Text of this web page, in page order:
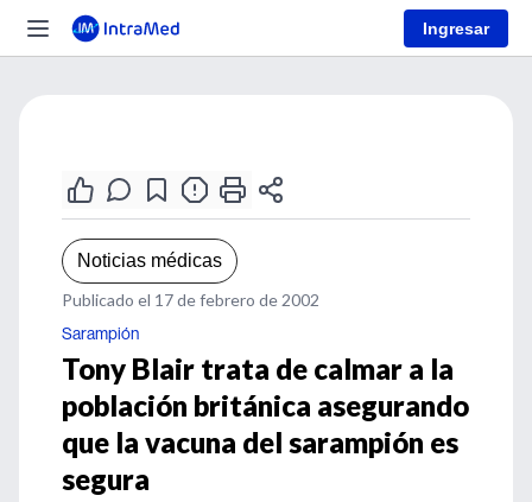
Ingresar
Noticias médicas
Publicado el 17 de febrero de 2002
Sarampión
Tony Blair trata de calmar a la
población británica asegurando
que la vacuna del sarampión es
segura